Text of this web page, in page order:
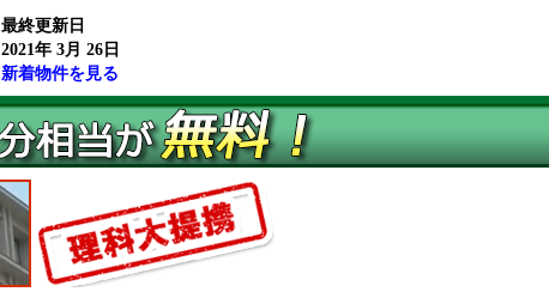
最終更新日
2021年 3月 26日
新着物件を見る